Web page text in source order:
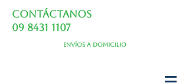
Contáctanos
09 8431 1107
Envíos a domicilio